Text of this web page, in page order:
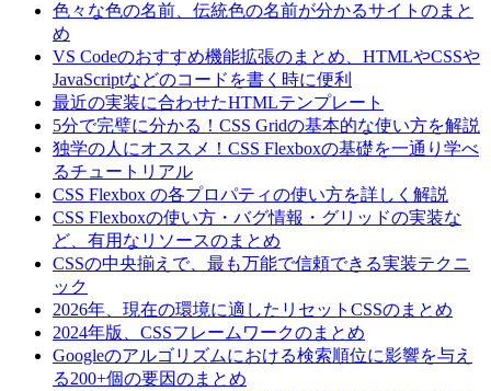
色々な色の名前、伝統色の名前が分かるサイトのまと
め
VS Codeのおすすめ機能拡張のまとめ、HTMLやCSSや
JavaScriptなどのコードを書く時に便利
最近の実装に合わせたHTMLテンプレート
5分で完璧に分かる！CSS Gridの基本的な使い方を解説
独学の人にオススメ！CSS Flexboxの基礎を一通り学べ
るチュートリアル
CSS Flexbox の各プロパティの使い方を詳しく解説
CSS Flexboxの使い方・バグ情報・グリッドの実装な
ど、有用なリソースのまとめ
CSSの中央揃えで、最も万能で信頼できる実装テクニ
ック
2026年、現在の環境に適したリセットCSSのまとめ
2024年版、CSSフレームワークのまとめ
Googleのアルゴリズムにおける検索順位に影響を与え
る200+個の要因のまとめ